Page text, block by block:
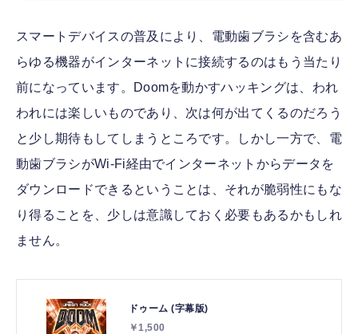
スマートデバイスの普及により、電動歯ブラシを含むあ
らゆる機器がインターネットに接続するのはもう当たり
前になっています。Doomを動かすハッキングは、われ
われには楽しいものであり、次は何が出てくるのだろう
と少し期待もしてしまうところです。しかし一方で、電
動歯ブラシがWi-Fi経由でインターネットからデータを
ダウンロードできるということは、それが脆弱性にもな
り得ることを、少しは意識しておく必要もあるかもしれ
ません。
ドゥーム (字幕版)
￥1,500